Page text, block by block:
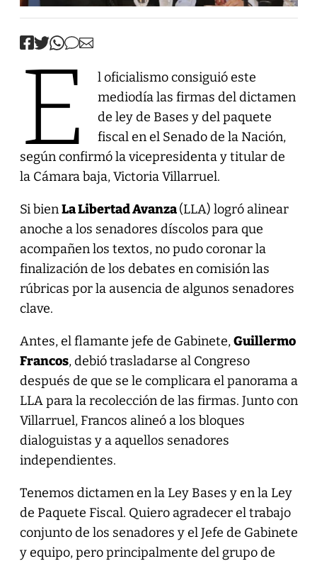
E
l oficialismo consiguió este
mediodía las firmas del dictamen
de ley de Bases y del paquete
fiscal en el Senado de la Nación,
según confirmó la vicepresidenta y titular de
la Cámara baja, Victoria Villarruel.
Si bienLa Libertad Avanza(LLA) logró alinear
anoche a los senadores díscolos para que
acompañen los textos, no pudo coronar la
finalización de los debates en comisión las
rúbricas por la ausencia de algunos senadores
clave.
Antes, el flamante jefe de Gabinete,Guillermo
Francos, debió trasladarse al Congreso
después de que se le complicara el panorama a
LLA para la recolección de las firmas. Junto con
Villarruel, Francos alineó a los bloques
dialoguistas y a aquellos senadores
independientes.
Tenemos dictamen en la Ley Bases y en la Ley
de Paquete Fiscal. Quiero agradecer el trabajo
conjunto de los senadores y el Jefe de Gabinete
y equipo, pero principalmente del grupo de